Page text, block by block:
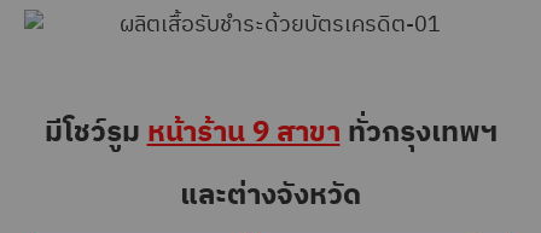
มีโชว์รูมหน้าร้าน 9 สาขาทั่วกรุงเทพฯ
และต่างจังหวัด